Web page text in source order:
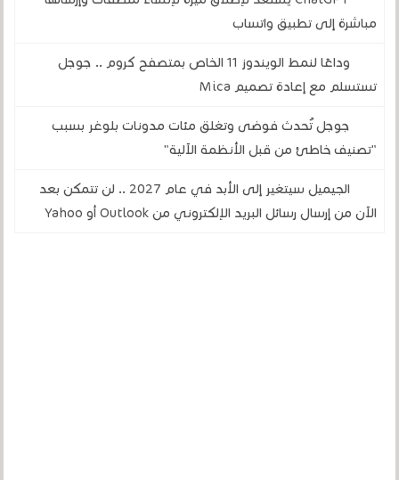
مباشرة إلى تطبيق واتساب
وداعًا لنمط الويندوز 11 الخاص بمتصفح كروم .. جوجل
تستسلم مع إعادة تصميم Mica
جوجل تُحدث فوضى وتغلق مئات مدونات بلوغر بسبب
"تصنيف خاطئ من قبل الأنظمة الآلية"
الجيميل سيتغير إلى الأبد في عام 2027 .. لن تتمكن بعد
الآن من إرسال رسائل البريد الإلكتروني من Outlook أو Yahoo